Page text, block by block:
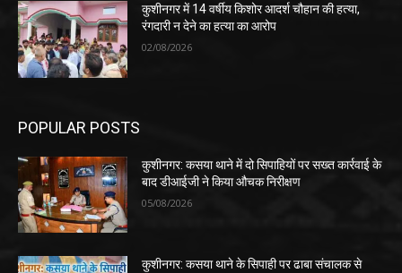
कुशीनगर में 14 वर्षीय किशोर आदर्श चौहान की हत्या,
रंगदारी न देने का हत्या का आरोप
02/08/2026
POPULAR POSTS
कुशीनगर: कसया थाने में दो सिपाहियों पर सख्त कार्रवाई के
बाद डीआईजी ने किया औचक निरीक्षण
05/08/2026
कुशीनगर: कसया थाने के सिपाही पर ढाबा संचालक से